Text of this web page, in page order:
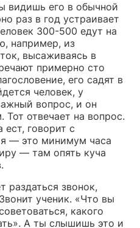
видишь его в обычной
раз в год устраивает
300-500 едут на
например, из
высаживаясь в
примерно сто
его садят в
человек, у
вопрос, и он
отвечает на вопрос.
говорит с
— это минимум часа
— там опять куча
раздаться звонок,
ученик. «Что вы
какого
А ты слышишь это и